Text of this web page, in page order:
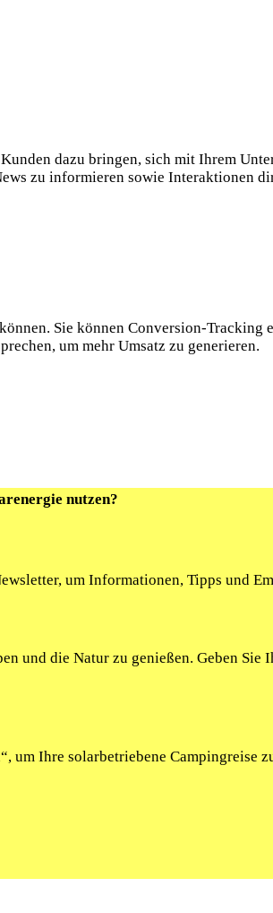
dazu bringen, sich mit Ihrem
zu informieren sowie Interaktionen
Sie können Conversion-
um mehr Umsatz zu generieren.
nutzen?
um Informationen, Tipps und
und die Natur zu genießen. Geben
um Ihre solarbetriebene